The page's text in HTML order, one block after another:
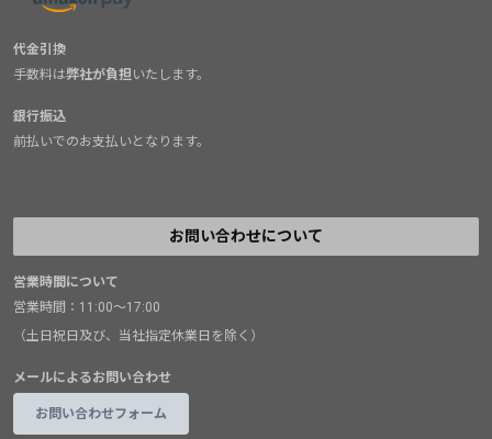
代金引換
手数料は弊社が負担 いたします。
銀行振込
前払いでのお支払いとなります。
お問い合わせについて
営業時間について
営業時間：11:00～17:00
（土日祝日及び、当社指定休業日を除く）
メールによるお問い合わせ
お問い合わせフォーム